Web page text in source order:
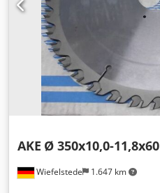
Wiefelstede 1.647 km
AKE Ø 350x10,0-11,8x60